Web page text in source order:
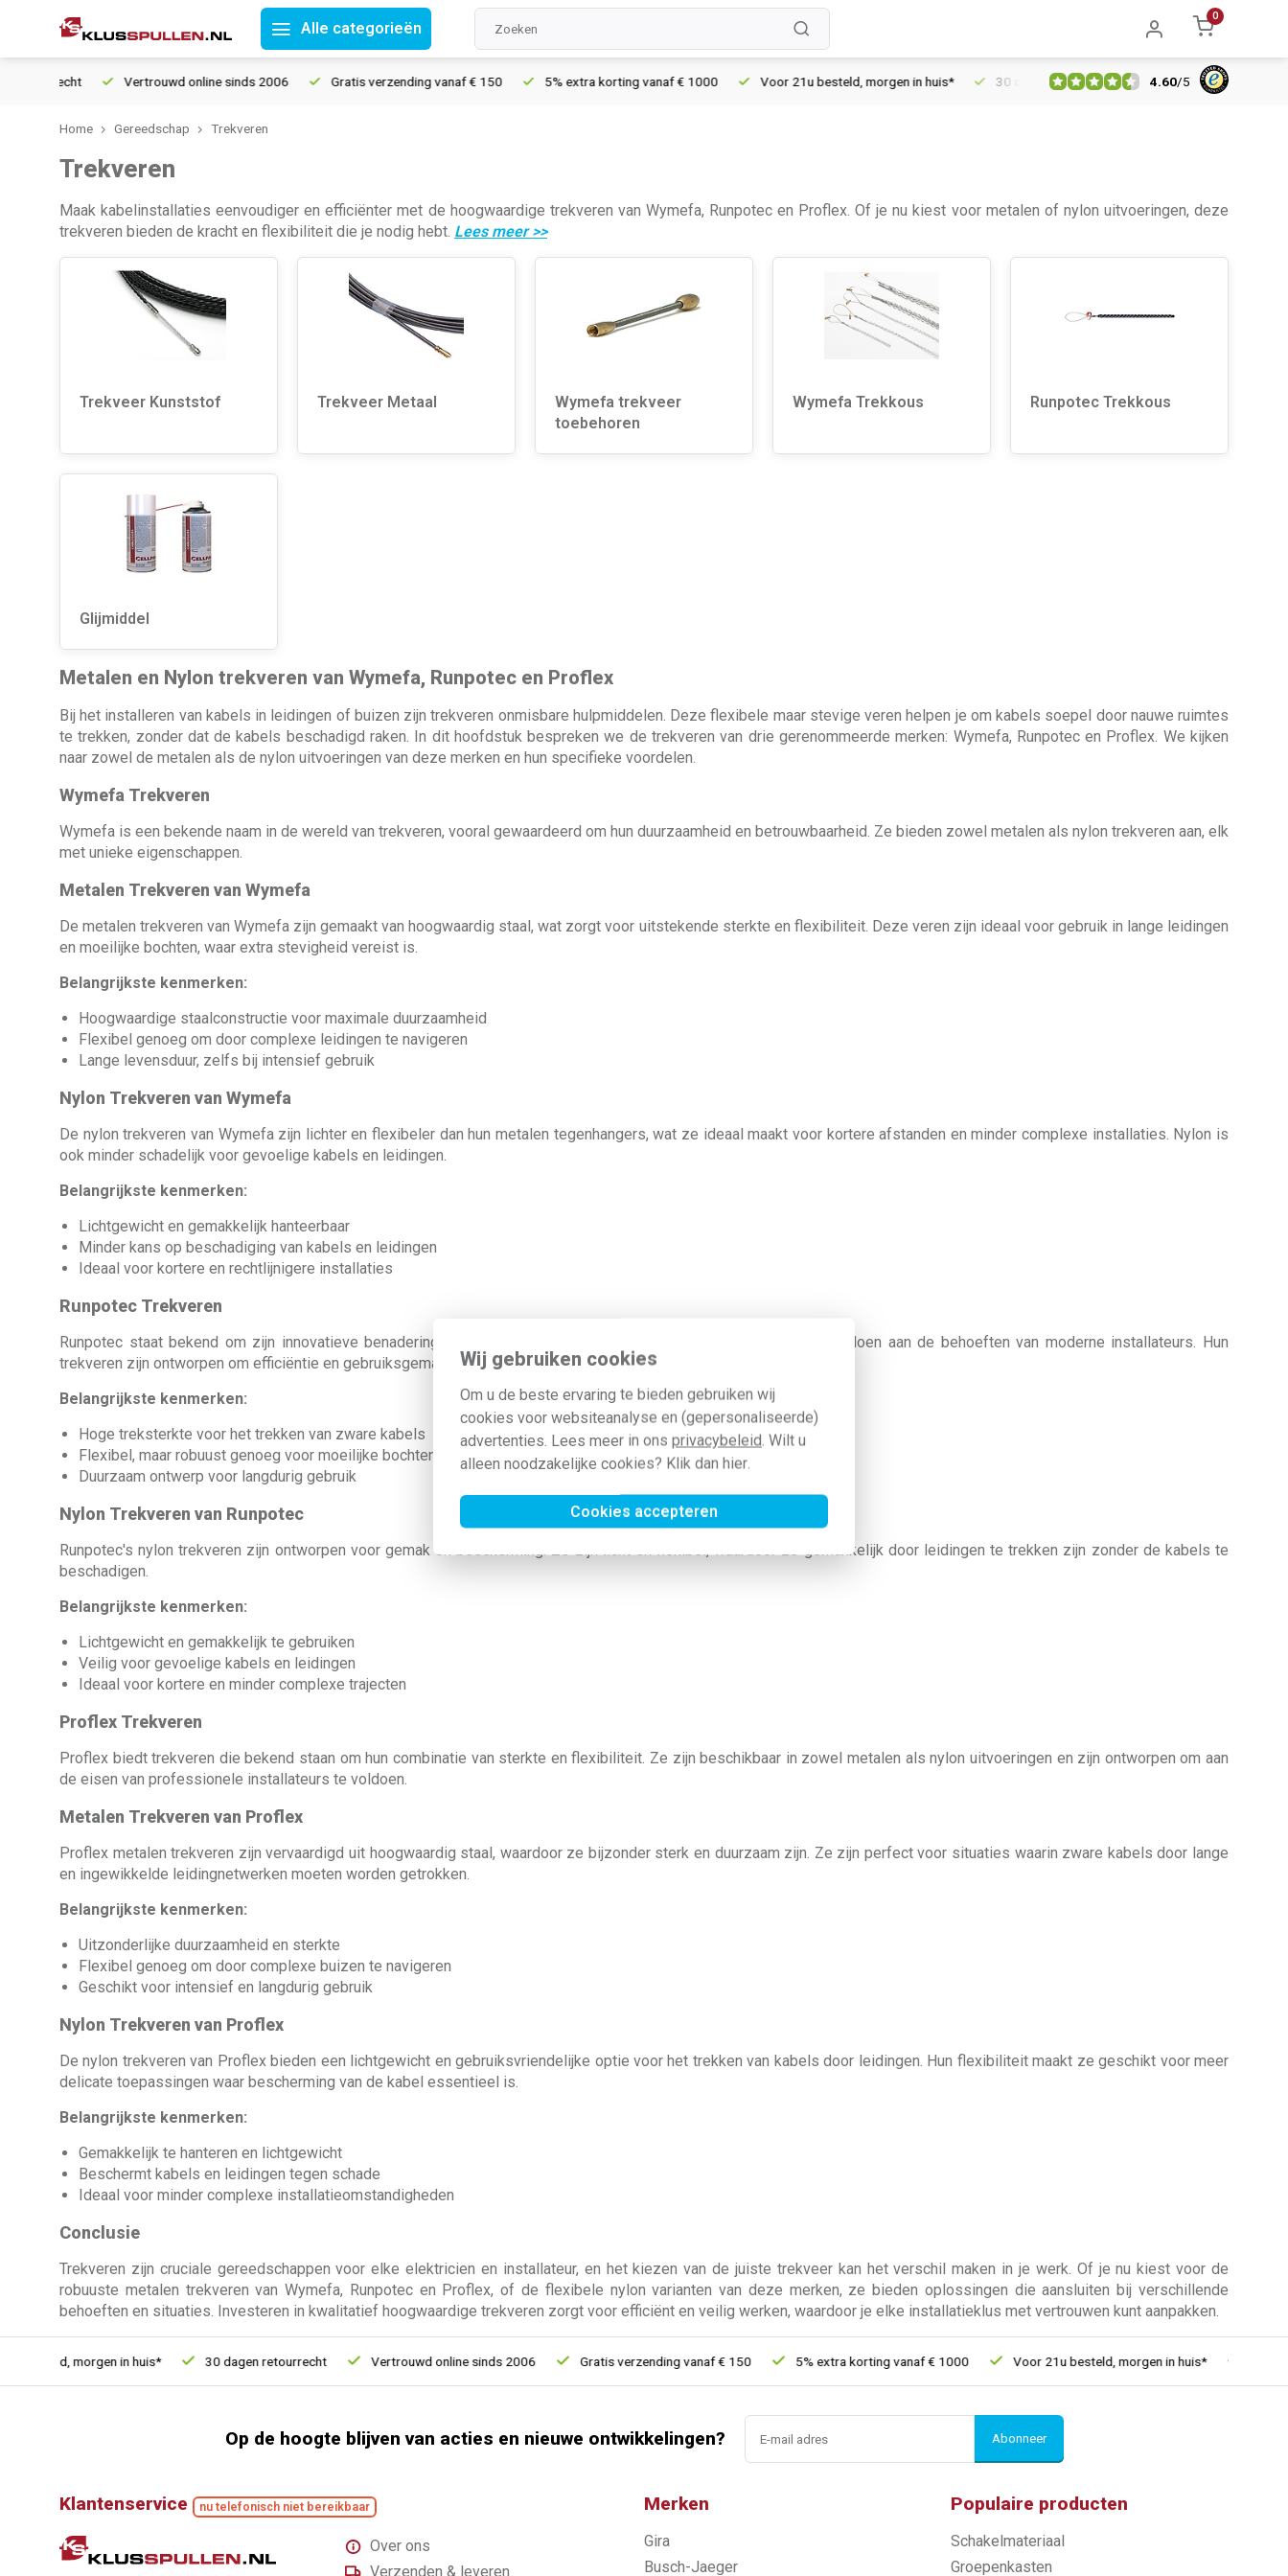
Wij gebruiken cookies
Om u de beste ervaring te bieden gebruiken wij
cookies voor websiteanalyse en (gepersonaliseerde)
advertenties. Lees meer in ons privacybeleid. Wilt u
alleen noodzakelijke cookies? Klik dan hier.
Cookies accepteren
Alle categorieën
0
Vertrouwd online sinds 2006 Gratis verzending vanaf € 150 5% extra korting vanaf € 1000 Voor 21u besteld, morgen in huis* 30 dagen retourrecht Vertrouwd online sinds 2006
4.60/5
Home Gereedschap Trekveren
Trekveren
Maak kabelinstallaties eenvoudiger en efficiënter met de hoogwaardige trekveren van Wymefa, Runpotec en Proflex. Of je nu kiest voor metalen of nylon uitvoeringen, deze
trekveren bieden de kracht en flexibiliteit die je nodig hebt. Lees meer>>
Trekveer Kunststof Trekveer Metaal
Wymefa trekveer
toebehoren
Wymefa Trekkous Runpotec Trekkous
Glijmiddel
Metalen en Nylon trekveren van Wymefa, Runpotec en Proflex
Bij het installeren van kabels in leidingen of buizen zijn trekveren onmisbare hulpmiddelen. Deze flexibele maar stevige veren helpen je om kabels soepel door nauwe ruimtes
te trekken, zonder dat de kabels beschadigd raken. In dit hoofdstuk bespreken we de trekveren van drie gerenommeerde merken: Wymefa, Runpotec en Proflex. We kijken
naar zowel de metalen als de nylon uitvoeringen van deze merken en hun specifieke voordelen.
Wymefa Trekveren
Wymefa is een bekende naam in de wereld van trekveren, vooral gewaardeerd om hun duurzaamheid en betrouwbaarheid. Ze bieden zowel metalen als nylon trekveren aan, elk
met unieke eigenschappen.
Metalen Trekveren van Wymefa
De metalen trekveren van Wymefa zijn gemaakt van hoogwaardig staal, wat zorgt voor uitstekende sterkte en flexibiliteit. Deze veren zijn ideaal voor gebruik in lange leidingen
en moeilijke bochten, waar extra stevigheid vereist is.
Belangrijkste kenmerken:
Hoogwaardige staalconstructie voor maximale duurzaamheid
Flexibel genoeg om door complexe leidingen te navigeren
Lange levensduur, zelfs bij intensief gebruik
Nylon Trekveren van Wymefa
De nylon trekveren van Wymefa zijn lichter en flexibeler dan hun metalen tegenhangers, wat ze ideaal maakt voor kortere afstanden en minder complexe installaties. Nylon is
ook minder schadelijk voor gevoelige kabels en leidingen.
Belangrijkste kenmerken:
Lichtgewicht en gemakkelijk hanteerbaar
Minder kans op beschadiging van kabels en leidingen
Ideaal voor kortere en rechtlijnigere installaties
Runpotec Trekveren
Runpotec staat bekend om zijn innovatieve benadering van trekveren, met een breed scala aan producten die voldoen aan de behoeften van moderne installateurs. Hun
trekveren zijn ontworpen om efficiëntie en gebruiksgemak te maximaliseren.
Belangrijkste kenmerken:
Hoge treksterkte voor het trekken van zware kabels
Flexibel, maar robuust genoeg voor moeilijke bochten
Duurzaam ontwerp voor langdurig gebruik
Nylon Trekveren van Runpotec
Runpotec's nylon trekveren zijn ontworpen voor gemak en bescherming. Ze zijn licht en flexibel, waardoor ze gemakkelijk door leidingen te trekken zijn zonder de kabels te
beschadigen.
Belangrijkste kenmerken:
Lichtgewicht en gemakkelijk te gebruiken
Veilig voor gevoelige kabels en leidingen
Ideaal voor kortere en minder complexe trajecten
Proflex Trekveren
Proflex biedt trekveren die bekend staan om hun combinatie van sterkte en flexibiliteit. Ze zijn beschikbaar in zowel metalen als nylon uitvoeringen en zijn ontworpen om aan
de eisen van professionele installateurs te voldoen.
Metalen Trekveren van Proflex
Proflex metalen trekveren zijn vervaardigd uit hoogwaardig staal, waardoor ze bijzonder sterk en duurzaam zijn. Ze zijn perfect voor situaties waarin zware kabels door lange
en ingewikkelde leidingnetwerken moeten worden getrokken.
Belangrijkste kenmerken:
Uitzonderlijke duurzaamheid en sterkte
Flexibel genoeg om door complexe buizen te navigeren
Geschikt voor intensief en langdurig gebruik
Nylon Trekveren van Proflex
De nylon trekveren van Proflex bieden een lichtgewicht en gebruiksvriendelijke optie voor het trekken van kabels door leidingen. Hun flexibiliteit maakt ze geschikt voor meer
delicate toepassingen waar bescherming van de kabel essentieel is.
Belangrijkste kenmerken:
Gemakkelijk te hanteren en lichtgewicht
Beschermt kabels en leidingen tegen schade
Ideaal voor minder complexe installatieomstandigheden
Conclusie
Trekveren zijn cruciale gereedschappen voor elke elektricien en installateur, en het kiezen van de juiste trekveer kan het verschil maken in je werk. Of je nu kiest voor de
robuuste metalen trekveren van Wymefa, Runpotec en Proflex, of de flexibele nylon varianten van deze merken, ze bieden oplossingen die aansluiten bij verschillende
behoeften en situaties. Investeren in kwalitatief hoogwaardige trekveren zorgt voor efficiënt en veilig werken, waardoor je elke installatieklus met vertrouwen kunt aanpakken.
morgen in huis* 30 dagen retourrecht Vertrouwd online sinds 2006 Gratis verzending vanaf € 150 5% extra korting vanaf € 1000 Voor 21u besteld, morgen in huis* 30 dagen
Op de hoogte blijven van acties en nieuwe ontwikkelingen? Abonneer
Klantenservice nu telefonisch niet bereikbaar
Over ons
Verzenden & leveren
Merken
Gira
Busch-Jaeger
Populaire producten
Schakelmateriaal
Groepenkasten